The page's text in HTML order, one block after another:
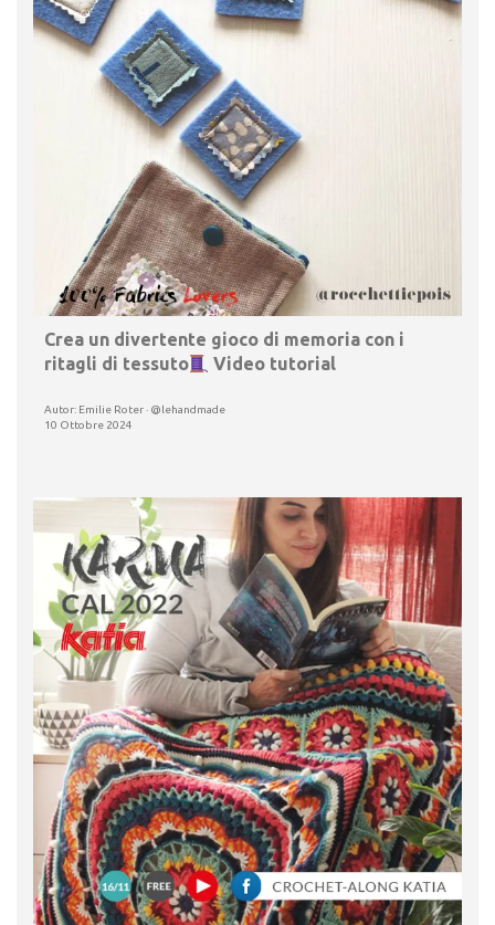
Crea un divertente gioco di memoria con i
ritagli di tessuto
Video tutorial
Autor: Emilie Roter · @lehandmade
10 Ottobre 2024